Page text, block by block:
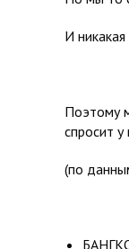
И
Поэтому
спросит у
(по